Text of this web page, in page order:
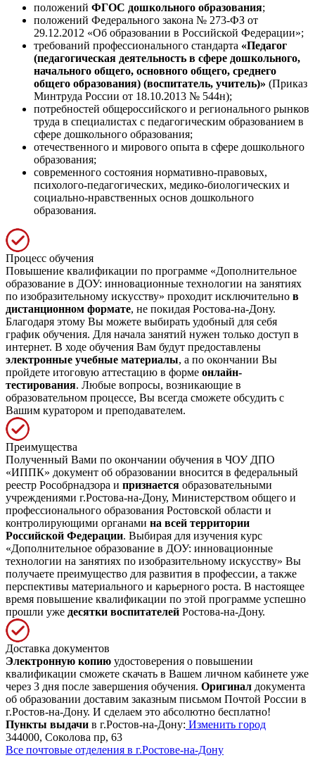
положений ФГОС дошкольного образования;
положений Федерального закона № 273-ФЗ от
29.12.2012 «Об образовании в Российской Федерации»;
требований профессионального стандарта «Педагог
(педагогическая деятельность в сфере дошкольного,
начального общего, основного общего, среднего
общего образования) (воспитатель, учитель)» (Приказ
Минтруда России от 18.10.2013 № 544н);
потребностей общероссийского и регионального рынков
труда в специалистах с педагогическим образованием в
сфере дошкольного образования;
отечественного и мирового опыта в сфере дошкольного
образования;
современного состояния нормативно-правовых,
психолого-педагогических, медико-биологических и
социально-нравственных основ дошкольного
образования.
Процесс обучения
Повышение квалификации по программе «Дополнительное
образование в ДОУ: инновационные технологии на занятиях
по изобразительному искусству» проходит исключительно в
дистанционном формате, не покидая Ростова-на-Дону.
Благодаря этому Вы можете выбирать удобный для себя
график обучения. Для начала занятий нужен только доступ в
интернет. В ходе обучения Вам будут предоставлены
электронные учебные материалы, а по окончании Вы
пройдете итоговую аттестацию в форме онлайн-
тестирования. Любые вопросы, возникающие в
образовательном процессе, Вы всегда сможете обсудить с
Вашим куратором и преподавателем.
Преимущества
Полученный Вами по окончании обучения в ЧОУ ДПО
«ИППК» документ об образовании вносится в федеральный
реестр Рособрнадзора и признается образовательными
учреждениями г.Ростова-на-Дону, Министерством общего и
профессионального образования Ростовской области и
контролирующими органами на всей территории
Российской Федерации. Выбирая для изучения курс
«Дополнительное образование в ДОУ: инновационные
технологии на занятиях по изобразительному искусству» Вы
получаете преимущество для развития в профессии, а также
перспективы материального и карьерного роста. В настоящее
время повышение квалификации по этой программе успешно
прошли уже десятки воспитателей Ростова-на-Дону.
Доставка документов
Электронную копию удостоверения о повышении
квалификации сможете скачать в Вашем личном кабинете уже
через 3 дня после завершения обучения. Оригинал документа
об образовании доставим заказным письмом Почтой России в
г.Ростов-на-Дону. И сделаем это абсолютно бесплатно!
Пункты выдачи в г.Ростов-на-Дону: Изменить город
344000, Соколова пр, 63
Все почтовые отделения в г.Ростове-на-Дону